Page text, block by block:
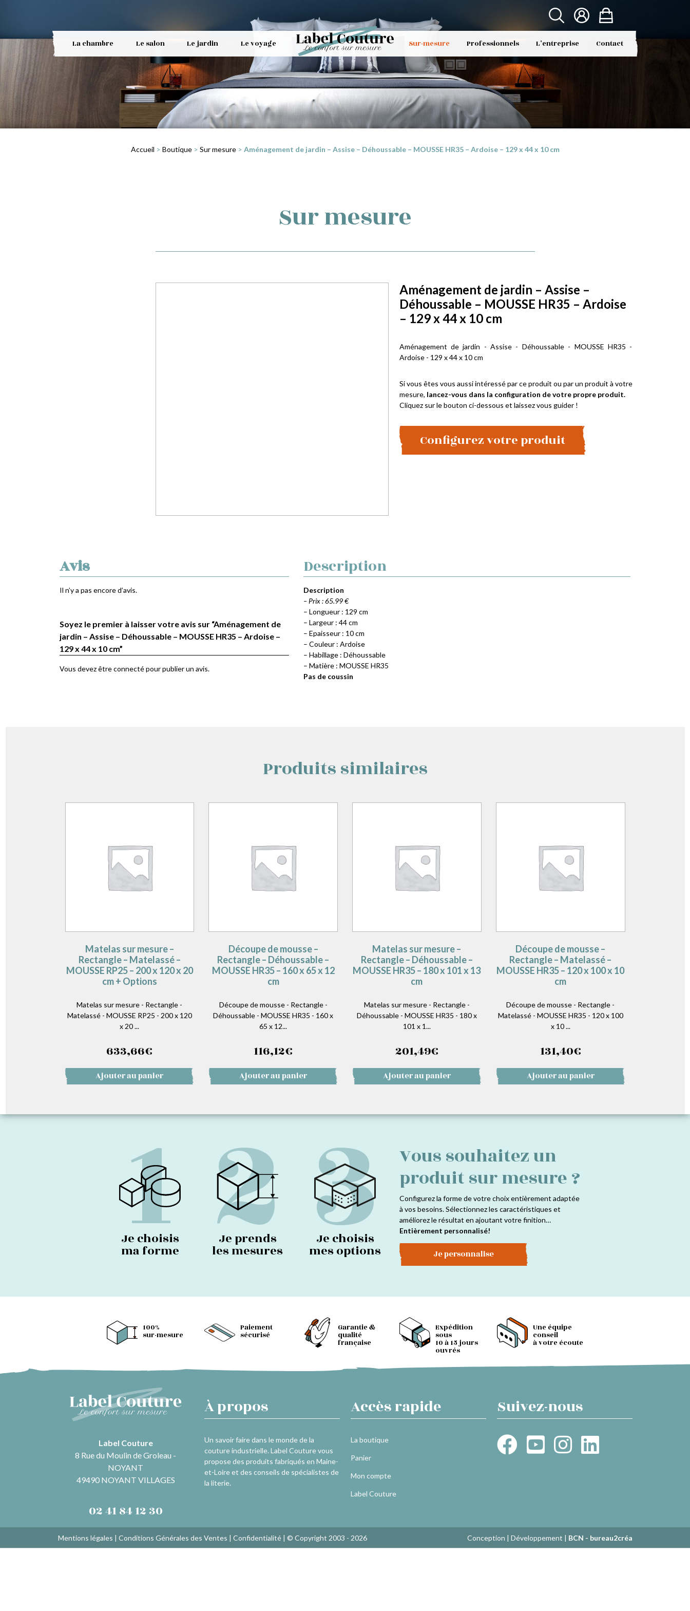
La chambre Le salon Le jardin Le voyage Sur-mesure Professionnels L’entreprise Contact
Accueil > Boutique> Sur mesure> Aménagement de jardin – Assise – Déhoussable – MOUSSE HR35 – Ardoise – 129 x 44 x 10 cm
Sur mesure
Aménagement de jardin – Assise –
Déhoussable – MOUSSE HR35 – Ardoise
– 129 x 44 x 10 cm
Aménagement de jardin - Assise - Déhoussable - MOUSSE HR35 -
Ardoise - 129 x 44 x 10 cm
Si vous êtes vous aussi intéressé par ce produit ou par un produit à votre
mesure, lancez-vous dans la configuration de votre propre produit.
Cliquez sur le bouton ci-dessous et laissez vous guider !
Configurez votre produit
Avis
Il n’y a pas encore d’avis.
Soyez le premier à laisser votre avis sur “Aménagement de
jardin – Assise – Déhoussable – MOUSSE HR35 – Ardoise –
129 x 44 x 10 cm”
Vous devez êtreconnectépour publier un avis.
Description
Description
– Prix : 65.99 €
– Longueur : 129 cm
– Largeur : 44 cm
– Epaisseur : 10 cm
– Couleur : Ardoise
– Habillage : Déhoussable
– Matière : MOUSSE HR35
Pas de coussin
Produits similaires
Matelas sur mesure –
Rectangle – Matelassé –
MOUSSE RP25 – 200 x 120 x 20
cm + Options
Matelas sur mesure - Rectangle -
Matelassé - MOUSSE RP25 - 200 x 120
x 20 ...
633,66€
Ajouter au panier
Découpe de mousse –
Rectangle – Déhoussable –
MOUSSE HR35 – 160 x 65 x 12
cm
Découpe de mousse - Rectangle -
Déhoussable - MOUSSE HR35 - 160 x
65 x 12...
116,12€
Ajouter au panier
Matelas sur mesure –
Rectangle – Déhoussable –
MOUSSE HR35 – 180 x 101 x 13
cm
Matelas sur mesure - Rectangle -
Déhoussable - MOUSSE HR35 - 180 x
101 x 1...
201,49€
Ajouter au panier
Découpe de mousse –
Rectangle – Matelassé –
MOUSSE HR35 – 120 x 100 x 10
cm
Découpe de mousse - Rectangle -
Matelassé - MOUSSE HR35 - 120 x 100
x 10 ...
131,40€
Ajouter au panier
1
Je choisis
ma forme 2
Je prends
les mesures 3
Je choisis
mes options
Vous souhaitez un
produit sur mesure ?
Configurez la forme de votre choix entièrement adaptée
à vos besoins. Sélectionnez les caractéristiques et
améliorez le résultat en ajoutant votre finition…
Entièrement personnalisé!
Je personnalise
100%
sur-mesure
Paiement
sécurisé
Garantie &
qualité
française
Expédition
sous
10 à 15 jours
ouvrés
Une équipe
conseil
à votre écoute
Label Couture
8 Rue du Moulin de Groleau -
NOYANT
49490 NOYANT VILLAGES
02 41 84 12 30
À propos
Un savoir faire dans le monde de la
couture industrielle. Label Couture vous
propose des produits fabriqués en Maine-
et-Loire et des conseils de spécialistes de
la literie.
Accès rapide
La boutique
Panier
Mon compte
Label Couture
Suivez-nous
Mentions légales | Conditions Générales des Ventes | Confidentialité| © Copyright 2003 - 2026 Conception | Développement | BCN - bureau2créa